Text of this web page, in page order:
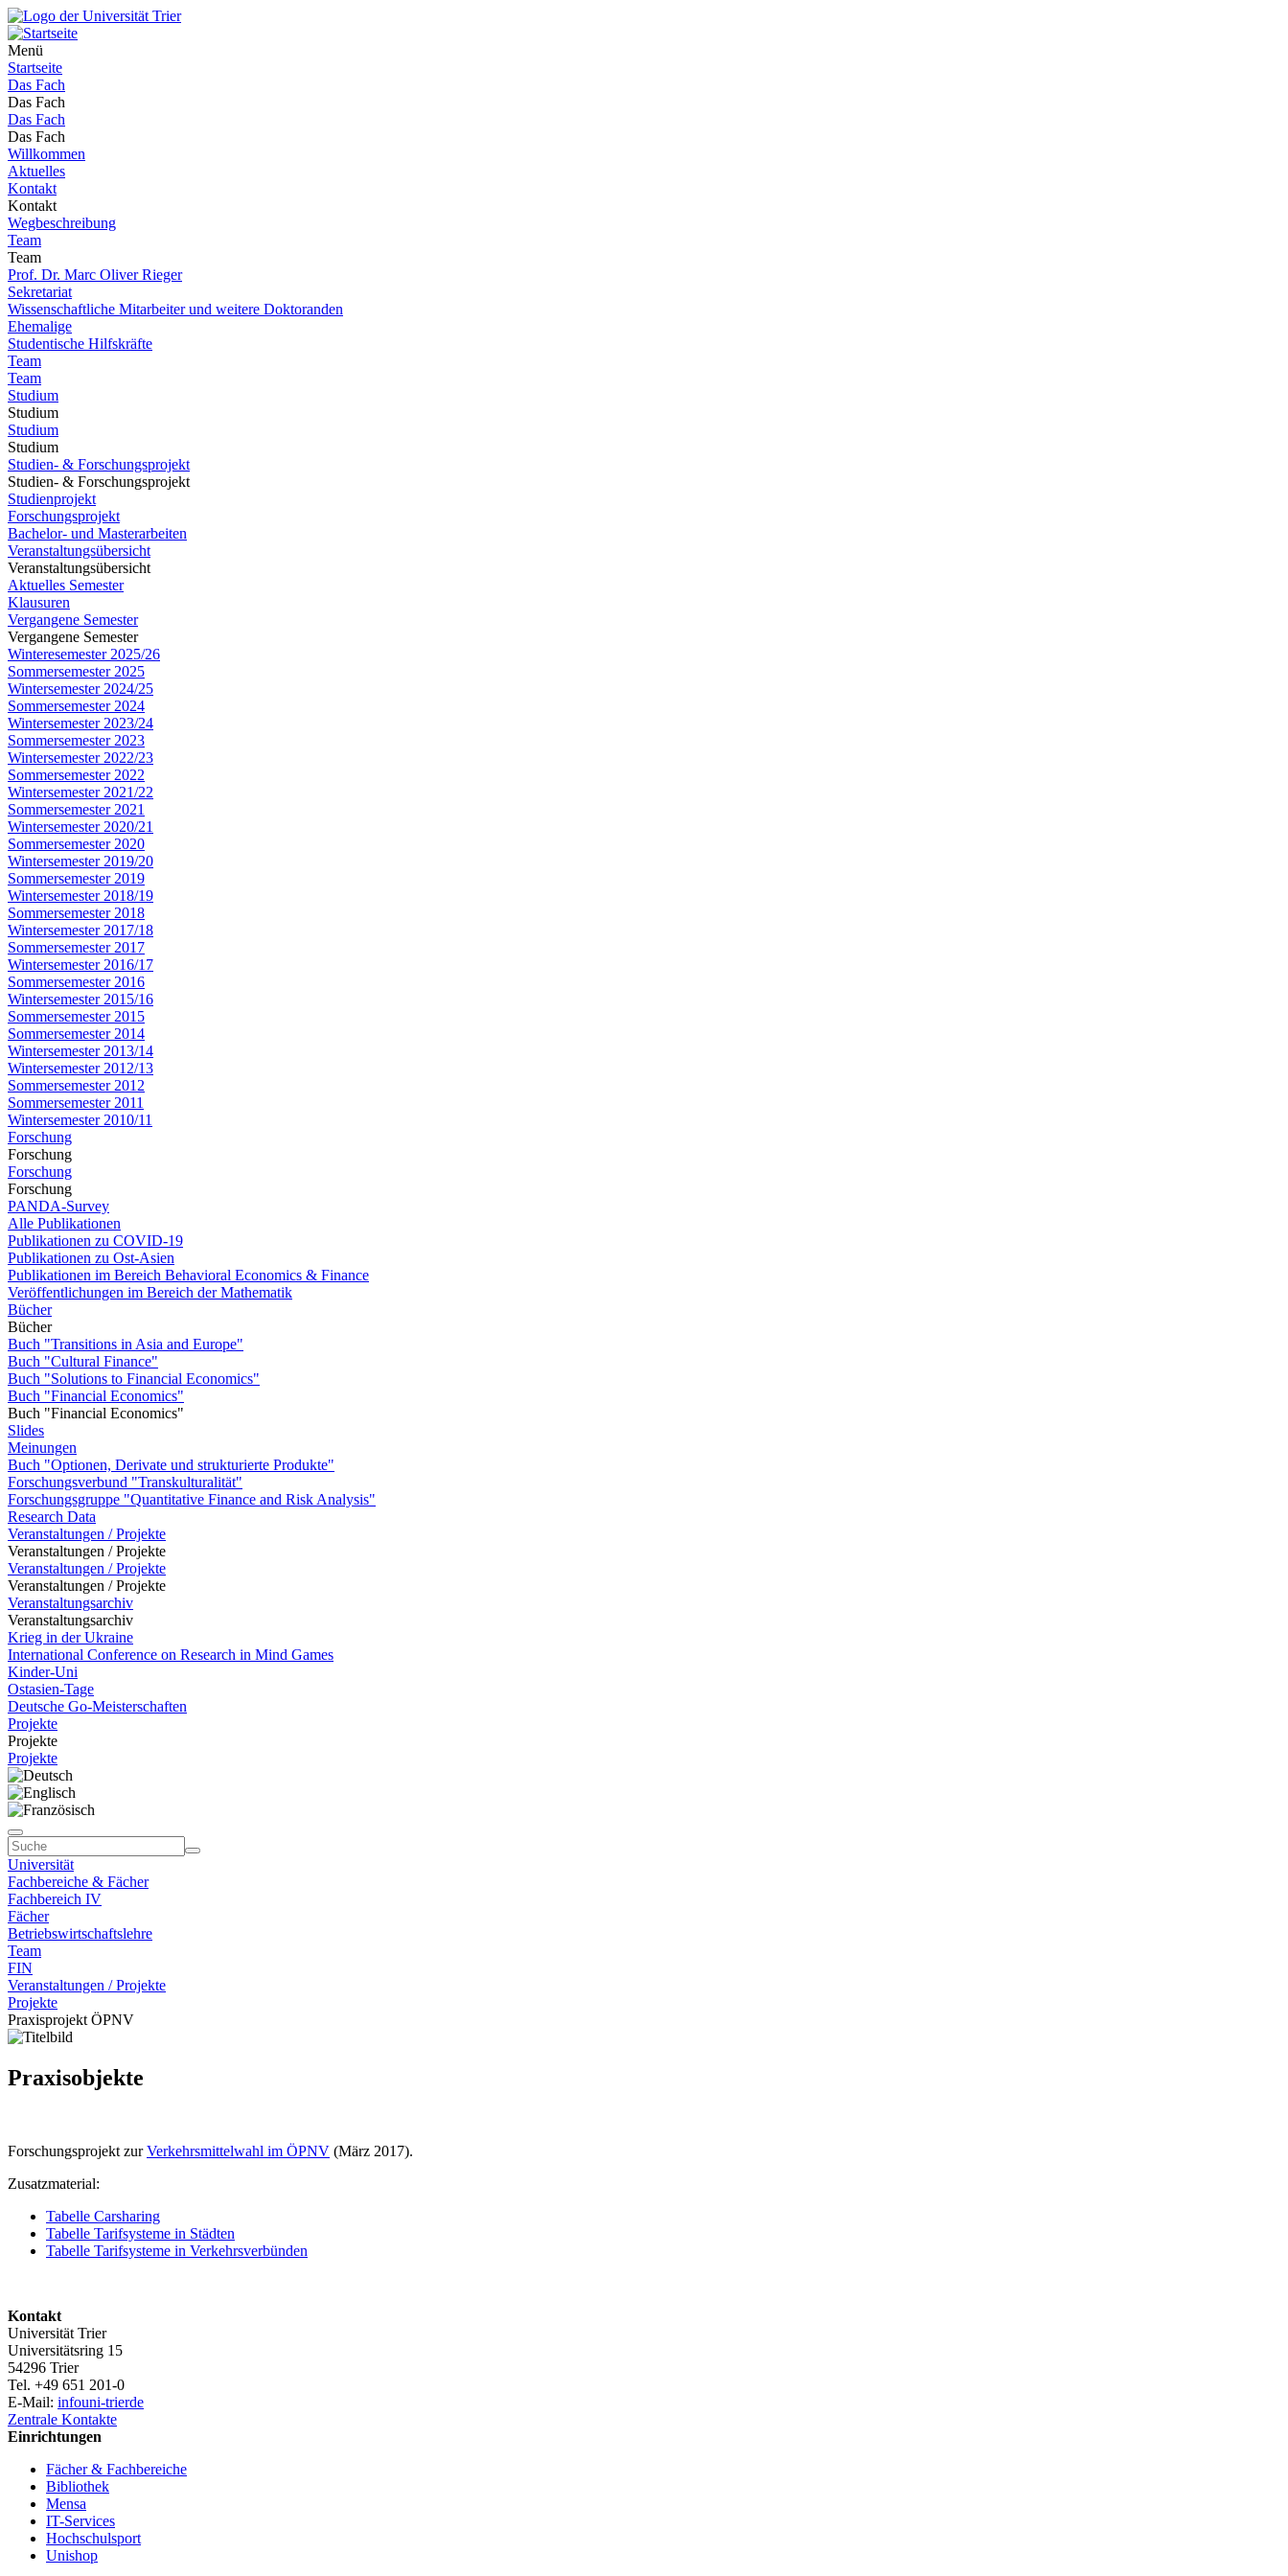
Menü
Startseite
Das Fach
Das Fach
Das Fach
Das Fach
Willkommen
Aktuelles
Kontakt
Kontakt
Wegbeschreibung
Team
Team
Prof. Dr. Marc Oliver Rieger
Sekretariat
Wissenschaftliche Mitarbeiter und weitere Doktoranden
Ehemalige
Studentische Hilfskräfte
Team
Team
Studium
Studium
Studium
Studium
Studien- & Forschungsprojekt
Studien- & Forschungsprojekt
Studienprojekt
Forschungsprojekt
Bachelor- und Masterarbeiten
Veranstaltungsübersicht
Veranstaltungsübersicht
Aktuelles Semester
Klausuren
Vergangene Semester
Vergangene Semester
Winteresemester 2025/26
Sommersemester 2025
Wintersemester 2024/25
Sommersemester 2024
Wintersemester 2023/24
Sommersemester 2023
Wintersemester 2022/23
Sommersemester 2022
Wintersemester 2021/22
Sommersemester 2021
Wintersemester 2020/21
Sommersemester 2020
Wintersemester 2019/20
Sommersemester 2019
Wintersemester 2018/19
Sommersemester 2018
Wintersemester 2017/18
Sommersemester 2017
Wintersemester 2016/17
Sommersemester 2016
Wintersemester 2015/16
Sommersemester 2015
Sommersemester 2014
Wintersemester 2013/14
Wintersemester 2012/13
Sommersemester 2012
Sommersemester 2011
Wintersemester 2010/11
Forschung
Forschung
Forschung
Forschung
PANDA-Survey
Alle Publikationen
Publikationen zu COVID-19
Publikationen zu Ost-Asien
Publikationen im Bereich Behavioral Economics & Finance
Veröffentlichungen im Bereich der Mathematik
Bücher
Bücher
Buch "Transitions in Asia and Europe"
Buch "Cultural Finance"
Buch "Solutions to Financial Economics"
Buch "Financial Economics"
Buch "Financial Economics"
Slides
Meinungen
Buch "Optionen, Derivate und strukturierte Produkte"
Forschungsverbund "Transkulturalität"
Forschungsgruppe "Quantitative Finance and Risk Analysis"
Research Data
Veranstaltungen / Projekte
Veranstaltungen / Projekte
Veranstaltungen / Projekte
Veranstaltungen / Projekte
Veranstaltungsarchiv
Veranstaltungsarchiv
Krieg in der Ukraine
International Conference on Research in Mind Games
Kinder-Uni
Ostasien-Tage
Deutsche Go-Meisterschaften
Projekte
Projekte
Projekte
Universität
Fachbereiche & Fächer
Fachbereich IV
Fächer
Betriebswirtschaftslehre
Team
FIN
Veranstaltungen / Projekte
Projekte
Praxisprojekt ÖPNV
Praxisobjekte
Forschungsprojekt zurVerkehrsmittelwahl im ÖPNV (März 2017).
Zusatzmaterial:
Tabelle Carsharing
Tabelle Tarifsysteme in Städten
Tabelle Tarifsysteme in Verkehrsverbünden
Kontakt
Universität Trier
Universitätsring 15
54296 Trier
Tel. +49 651 201-0
E-Mail: infouni-trierde
Zentrale Kontakte
Einrichtungen
Fächer & Fachbereiche
Bibliothek
Mensa
IT-Services
Hochschulsport
Unishop